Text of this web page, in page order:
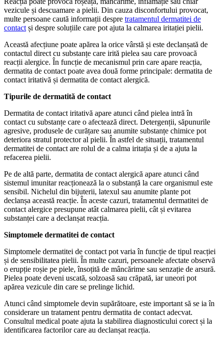
vezicule și descuamare a pielii. Din cauza disconfortului provocat,
multe persoane caută informații despre tratamentul dermatitei de
contact și despre soluțiile care pot ajuta la calmarea iritației pielii.
Această afecțiune poate apărea la orice vârstă și este declanșată de
contactul direct cu substanțe care irită pielea sau care provoacă
reacții alergice. În funcție de mecanismul prin care apare reacția,
dermatita de contact poate avea două forme principale: dermatita de
contact iritativă și dermatita de contact alergică.
Tipurile de dermatită de contact
Dermatita de contact iritativă apare atunci când pielea intră în
contact cu substanțe care o afectează direct. Detergenții, săpunurile
agresive, produsele de curățare sau anumite substanțe chimice pot
deteriora stratul protector al pielii. În astfel de situații, tratamentul
dermatitei de contact are rolul de a calma iritația și de a ajuta la
refacerea pielii.
Pe de altă parte, dermatita de contact alergică apare atunci când
sistemul imunitar reacționează la o substanță la care organismul este
sensibil. Nichelul din bijuterii, latexul sau anumite plante pot
declanșa această reacție. În aceste cazuri, tratamentul dermatitei de
contact alergice presupune atât calmarea pielii, cât și evitarea
substanței care a declanșat reacția.
Simptomele dermatitei de contact
Simptomele dermatitei de contact pot varia în funcție de tipul reacției
și de sensibilitatea pielii. În multe cazuri, persoanele afectate observă
o erupție roșie pe piele, însoțită de mâncărime sau senzație de arsură.
Pielea poate deveni uscată, solzoasă sau crăpată, iar uneori pot
apărea vezicule din care se prelinge lichid.
Atunci când simptomele devin supărătoare, este important să se ia în
considerare un tratament pentru dermatita de contact adecvat.
Consultul medical poate ajuta la stabilirea diagnosticului corect și la
identificarea factorilor care au declanșat reacția.